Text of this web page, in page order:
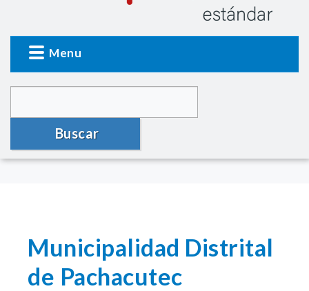
Menu
Buscar
Municipalidad Distrital
de Pachacutec